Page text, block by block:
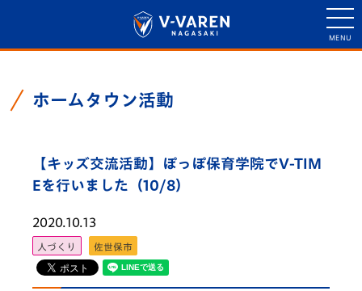
ホームタウン活動
【キッズ交流活動】ぽっぽ保育学院でV-TIM
Eを行いました（10/8）
2020.10.13
人づくり 佐世保市